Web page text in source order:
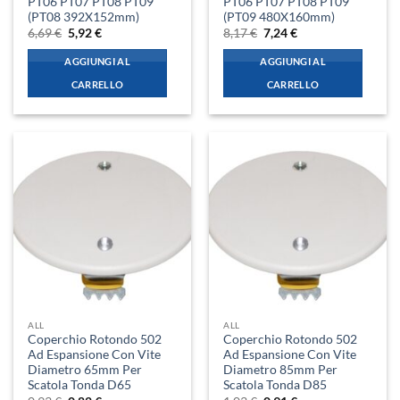
(PT08 392X152mm)
6,69€ Il
prezzo
originale
era:
6,69 €.
5,92€Il
attuale
è:
5,92 €.
AGGIUNGI AL
CARRELLO
(PT09 480X160mm)
8,17€ Il
prezzo
originale
era:
8,17 €.
7,24€Il
attuale
è:
7,24 €.
AGGIUNGI AL
CARRELLO
ALL
Coperchio Rotondo 502
Ad Espansione Con Vite
Diametro 65mm Per
Scatola Tonda D65
ALL
Coperchio Rotondo 502
Ad Espansione Con Vite
Diametro 85mm Per
Scatola Tonda D85